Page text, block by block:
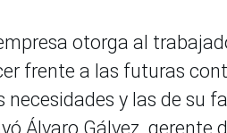
otorga al
frente a las futuras
y las de su
Álvaro Gálvez, gerente